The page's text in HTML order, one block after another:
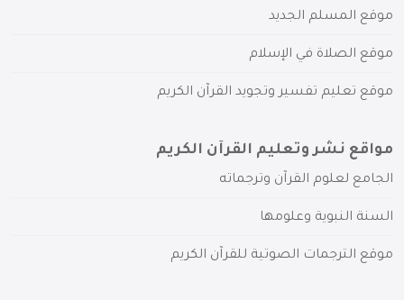
موقع المسلم الجديد
موقع الصلاة في الإسلام
موقع تعليم تفسير وتجويد القرآن الكريم
مواقع نشر وتعليم القرآن الكريم
الجامع لعلوم القرآن وترجماته
السنة النبوية وعلومها
موقع الترجمات الصوتية للقرآن الكريم